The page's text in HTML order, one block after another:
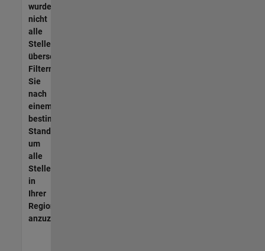
wurden
nicht
alle
Stellen
übersetzt.
Filtern
Sie
nach
einem
bestimmten
Standort,
um
alle
Stellenangebote
in
Ihrer
Region
anzuzeigen.